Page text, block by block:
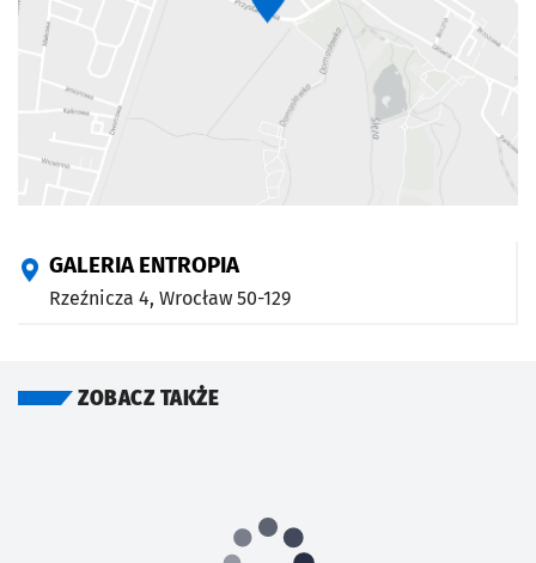
GALERIA ENTROPIA
Rzeźnicza 4, Wrocław 50-129
ZOBACZ TAKŻE